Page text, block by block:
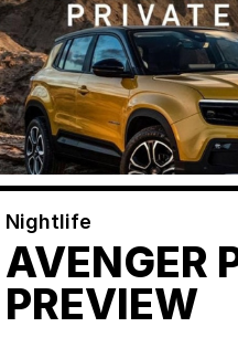
Nightlife
AVENGER
PREVIEW